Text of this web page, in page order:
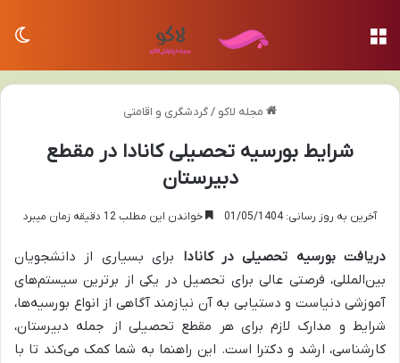
مجله لاکو /گردشگری و اقامتی
شرایط بورسیه تحصیلی کانادا در مقطع
دبیرستان
آخرین به روز رسانی: 01/05/1404 خواندن این مطلب 12 دقیقه زمان میبرد
دریافت بورسیه تحصیلی در کانادا برای بسیاری از دانشجویان
بین‌المللی، فرصتی عالی برای تحصیل در یکی از برترین سیستم‌های
آموزشی دنیاست و دستیابی به آن نیازمند آگاهی از انواع بورسیه‌ها،
شرایط و مدارک لازم برای هر مقطع تحصیلی از جمله دبیرستان،
کارشناسی، ارشد و دکترا است. این راهنما به شما کمک می‌کند تا با